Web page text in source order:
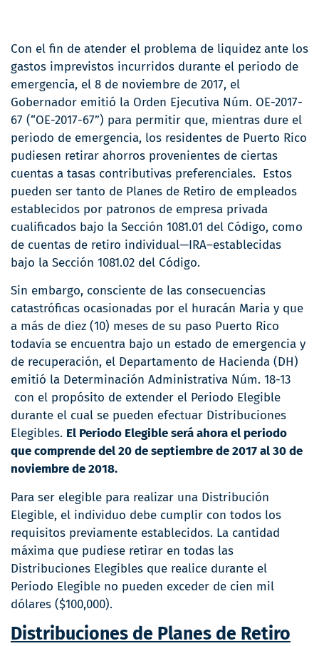
Con el fin de atender el problema de liquidez ante los
gastos imprevistos incurridos durante el periodo de
emergencia, el 8 de noviembre de 2017, el
Gobernador emitió la Orden Ejecutiva Núm. OE-2017-
67 (“OE-2017-67”) para permitir que, mientras dure el
periodo de emergencia, los residentes de Puerto Rico
pudiesen retirar ahorros provenientes de ciertas
cuentas a tasas contributivas preferenciales. Estos
pueden ser tanto de Planes de Retiro de empleados
establecidos por patronos de empresa privada
cualificados bajo la Sección 1081.01 del Código, como
de cuentas de retiro individual—IRA–establecidas
bajo la Sección 1081.02 del Código.
Sin embargo, consciente de las consecuencias
catastróficas ocasionadas por el huracán Maria y que
a más de diez (10) meses de su paso Puerto Rico
todavía se encuentra bajo un estado de emergencia y
de recuperación, el Departamento de Hacienda (DH)
emitió la Determinación Administrativa Núm. 18-13
con el propósito de extender el Periodo Elegible
durante el cual se pueden efectuar Distribuciones
Elegibles. El Periodo Elegible será ahora el periodo
que comprende del 20 de septiembre de 2017 al 30 de
noviembre de 2018.
Para ser elegible para realizar una Distribución
Elegible, el individuo debe cumplir con todos los
requisitos previamente establecidos. La cantidad
máxima que pudiese retirar en todas las
Distribuciones Elegibles que realice durante el
Periodo Elegible no pueden exceder de cien mil
dólares ($100,000).
Distribuciones de Planes de Retiro